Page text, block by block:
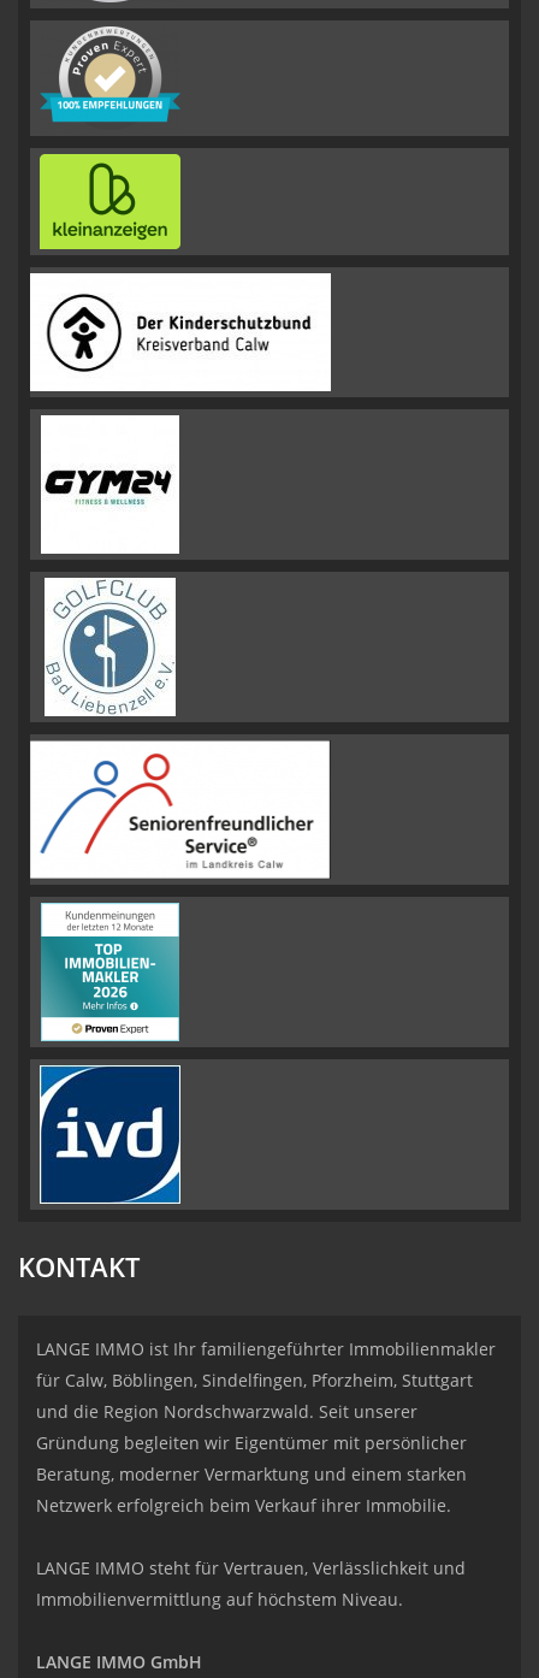
KONTAKT
LANGE IMMO ist Ihr familiengeführter Immobilienmakler
für Calw, Böblingen, Sindelfingen, Pforzheim, Stuttgart
und die Region Nordschwarzwald. Seit unserer
Gründung begleiten wir Eigentümer mit persönlicher
Beratung, moderner Vermarktung und einem starken
Netzwerk erfolgreich beim Verkauf ihrer Immobilie.
LANGE IMMO steht für Vertrauen, Verlässlichkeit und
Immobilienvermittlung auf höchstem Niveau.
LANGE IMMO GmbH